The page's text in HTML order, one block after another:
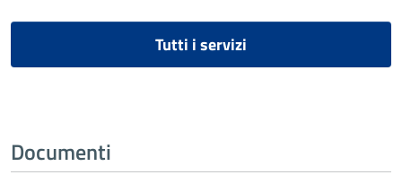
Tutti i servizi
Documenti